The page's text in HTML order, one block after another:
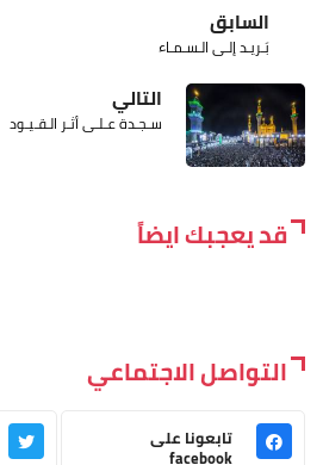
السابق
بَـريـد إلـى الـسـمـاء
التالي
سـجـدة عـلـى أثـر الـقـيـود
قد يعجبك ايضاً
التواصل الاجتماعي
تابعونا على
facebook